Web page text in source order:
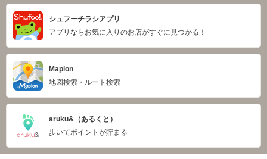
シュフーチラシアプリ
アプリならお気に入りのお店がすぐに見つかる！
Mapion
地図検索・ルート検索
aruku&（あるくと）
歩いてポイントが貯まる